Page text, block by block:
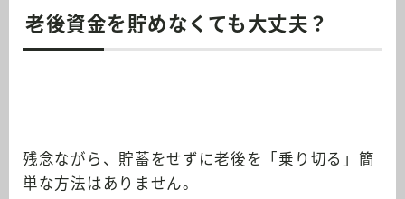
老後資金を貯めなくても大丈夫？
残念ながら、貯蓄をせずに老後を「乗り切る」簡
単な方法はありません。